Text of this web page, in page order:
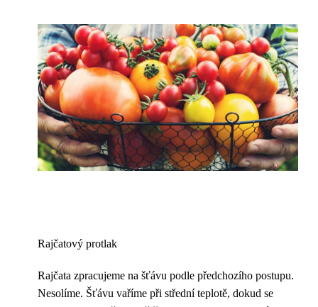
Rajčatový protlak
Rajčata zpracujeme na šťávu podle předchozího postupu.
Nesolíme. Šťávu vaříme při střední teplotě, dokud se